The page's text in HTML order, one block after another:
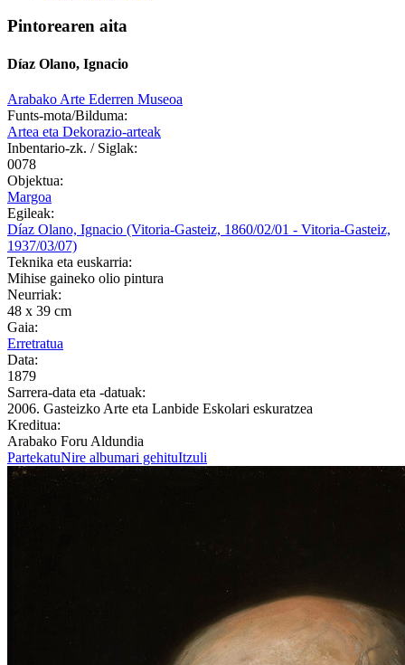
Pintorearen aita
Díaz Olano, Ignacio
Arabako Arte Ederren Museoa
Funts-mota/Bilduma:
Artea eta Dekorazio-arteak
Inbentario-zk. / Siglak:
0078
Objektua:
Margoa
Egileak:
Díaz Olano, Ignacio (Vitoria-Gasteiz, 1860/02/01 - Vitoria-Gasteiz,
1937/03/07)
Teknika eta euskarria:
Mihise gaineko olio pintura
Neurriak:
48 x 39 cm
Gaia:
Erretratua
Data:
1879
Sarrera-data eta -datuak:
2006. Gasteizko Arte eta Lanbide Eskolari eskuratzea
Kreditua:
Arabako Foru Aldundia
PartekatuNire albumari gehituItzuli